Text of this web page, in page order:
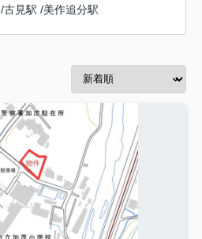
/古見駅 /美作追分駅